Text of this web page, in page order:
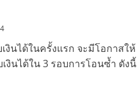
นได้ในครั้งแรก จะมีโอกาสให้
งินได้ใน 3 รอบการโอนซ้ำ ดังนี้